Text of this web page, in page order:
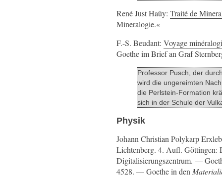
René Just Haüy:Traité de
Mineralogie.
F.-S. Beudant:Voyage
Goethe im Brief an Graf
Professor Pusch, der
wird die ungereimten
die Perlstein-Formation
sich in der Schule der
Physik
Johann Christian Polykarp
Lichtenberg. 4. Aufl.
Digitalisierungszentrum. —
4528. — Goethe in den